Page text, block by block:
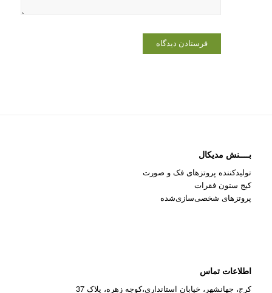
بــــنش مدیکال
تولیدکننده پروتزهای فک و صورت
کیج ستون فقرات
پروتزهای شخصی‌سازی‌شده
اطلاعات تماس
کرج، جهانشهر، خیابان استانداری،کوچه زهره، پلاک 37